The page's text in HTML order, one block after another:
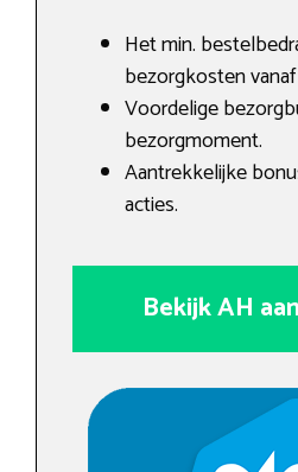
Het min.
bezorgkosten
Voordelige
bezorgmoment.
Aantrekkelijke
acties.
Bekijk AH